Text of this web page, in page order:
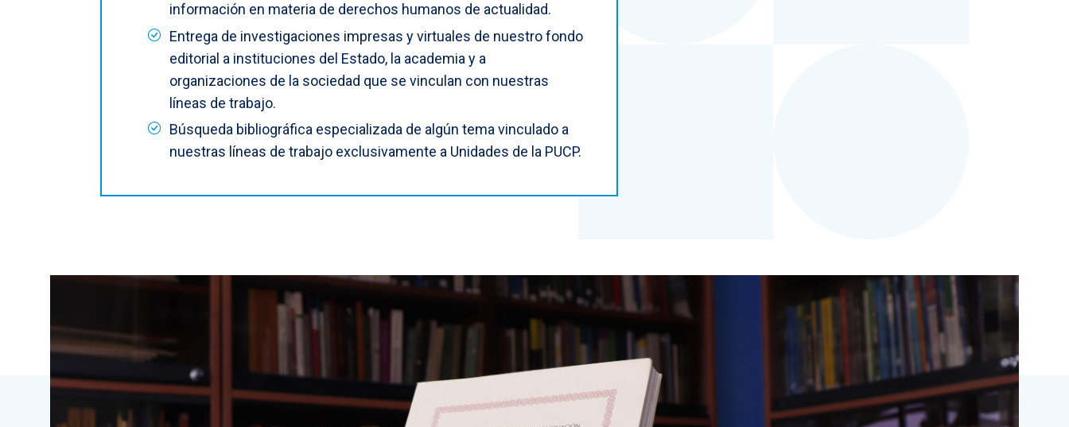
información en materia de derechos humanos de actualidad.
Entrega de investigaciones impresas y virtuales de nuestro fondo
editorial a instituciones del Estado, la academia y a
organizaciones de la sociedad que se vinculan con nuestras
líneas de trabajo.
Búsqueda bibliográfica especializada de algún tema vinculado a
nuestras líneas de trabajo exclusivamente a Unidades de la PUCP.